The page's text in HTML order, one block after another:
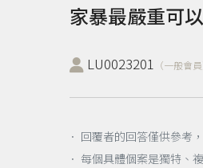
家暴最嚴重可
LU0023201 （一般會員
． 回覆者的回答僅供參考
． 每個具體個案是獨特、